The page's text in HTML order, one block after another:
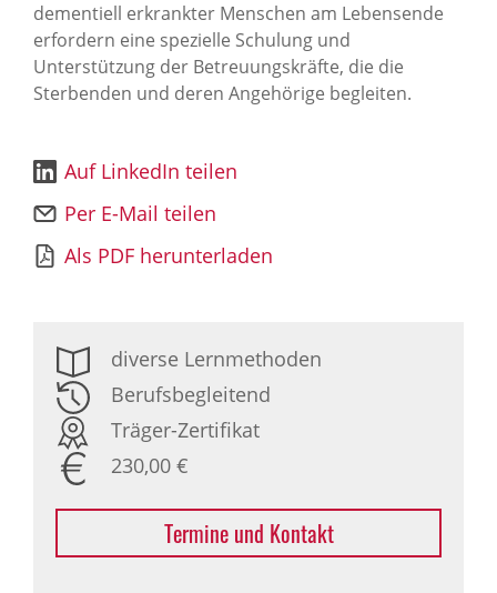
News Archiv
dementiell erkrankter Menschen am Lebensende
erfordern eine spezielle Schulung und
Unterstützung der Betreuungskräfte, die die
Sterbenden und deren Angehörige begleiten.
Auf LinkedIn teilen
Per E-Mail teilen
Als PDF herunterladen
diverse Lernmethoden
Berufsbegleitend
Träger-Zertifikat
230,00 €
Termine und Kontakt